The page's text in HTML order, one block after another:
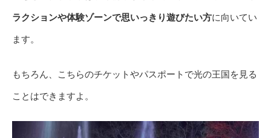
ラクションや体験ゾーンで思いっきり遊びたい方に向いてい
ます。
もちろん、こちらのチケットやパスポートで光の王国を見る
ことはできますよ。